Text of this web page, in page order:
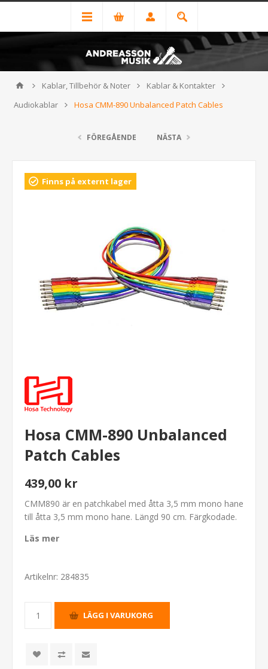
Kablar, Tillbehör & Noter
Kablar & Kontakter
Audiokablar
Hosa CMM-890 Unbalanced Patch Cables
FÖREGÅENDE NÄSTA
Finns på externt lager
Hosa CMM-890 Unbalanced
Patch Cables
439,00 kr
CMM890 är en patchkabel med åtta 3,5 mm mono hane
till åtta 3,5 mm mono hane. Längd 90 cm. Färgkodade.
Läs mer
Artikelnr: 284835